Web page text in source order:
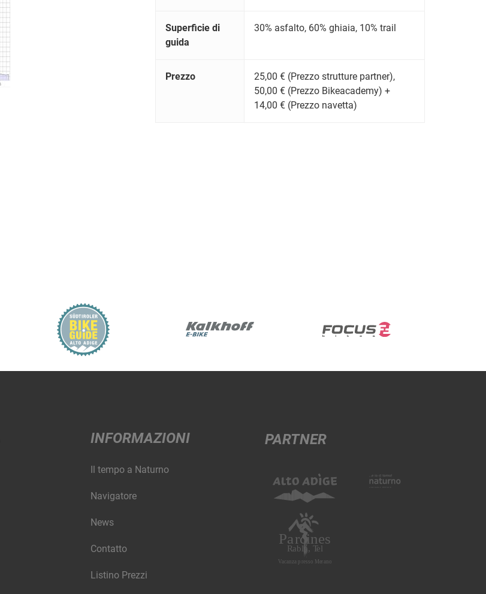
Superficie di
guida
30% asfalto, 60% ghiaia, 10% trail
Prezzo
25,00 € (Prezzo strutture partner),
50,00 € (Prezzo Bikeacademy) +
14,00 € (Prezzo navetta)
INFORMAZIONI
Il tempo a Naturno
Navigatore
News
Contatto
Listino Prezzi
PARTNER